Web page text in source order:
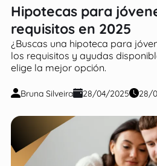
Tarjeta
Inversiones
seguros
Finanzas
Hipoteca
Hipotecas para
requisitos en 2025
¿Buscas una hipoteca para
los requisitos y ayudas
elige la mejor opción.
Bruna Silveira 28/04/2025 28/